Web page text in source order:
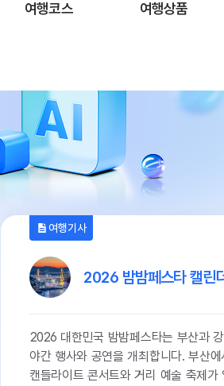
여행코스 여행상품
여행기사
2026 밤밤페스타 캘린
2026 대한민국 밤밤페스타는 부산과
야간 행사와 공연을 개최합니다. 부산에
캔들라이트 콘서트와 거리 예술 축제가